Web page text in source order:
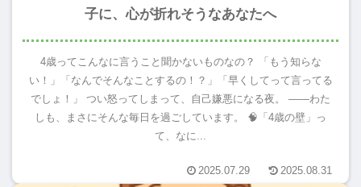
子に、心が折れそうなあなたへ
4歳ってこんなに言うこと聞かないものなの？ 「もう知らな
い！」「なんでそんなことするの！？」「早くしてって言ってる
でしょ！」 つい怒ってしまって、自己嫌悪になる夜。 ――わた
しも、まさにそんな毎日を過ごしています。 🧠「4歳の壁」っ
て、なに...
2025.07.29 2025.08.31